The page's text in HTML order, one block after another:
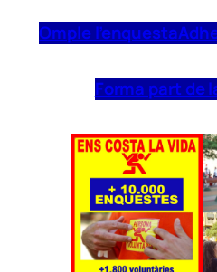
Omple l’enquesta
Forma part de